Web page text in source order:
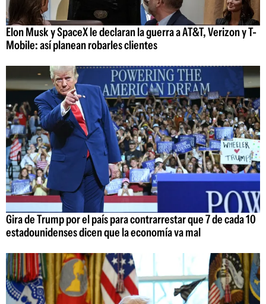
Elon Musk y SpaceX le declaran la guerra a AT&T, Verizon y T-
Mobile: así planean robarles clientes
Gira de Trump por el país para contrarrestar que 7 de cada 10
estadounidenses dicen que la economía va mal